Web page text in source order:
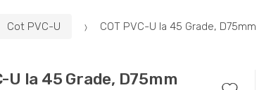
Cot PVC-U COT PVC-U la 45 Grade, D75mm
U la 45 Grade, D75mm